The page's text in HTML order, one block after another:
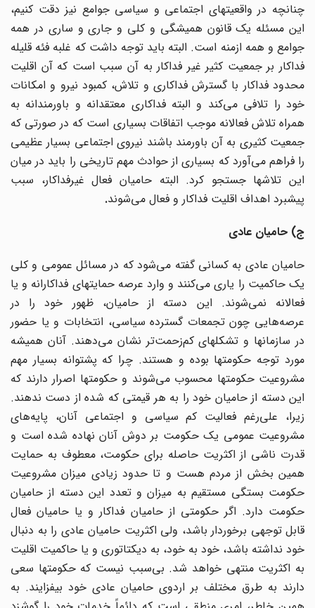
چنانچه در واقعیتهای اجتماعی و سیاسی جوامع نیز دقت کنیم،
این مسئله یک قانون همیشگی و کلی و جاری و ساری در همه
جوامع و همه ازمنه است. البته باید توجه داشت که غلبه فئه قلیله
فداکار بر جمعیت کثیر غیر فداکار به آن سبب است که آن اقلیت
محدود فداکار با گسترش فداکاری و تلاش، کمبود نیرو و امکانات
خود را تلافی می‌کند و البته فداکاری معتقدانه و باورمندانه به
همراه تلاش فعالانه موجب اتفاقات بسیاری است که در صورتی که
جمعیت کثیری به آن باورمند باشند نیروی اجتماعی بسیار عظیمی
را فراهم می‌آورد که بسیاری از حوادث مهم تاریخی را باید در میان
این تلاشها جستجو کرد. البته حامیان فعال غیرفداکار، سبب
پیشبرد اهداف اقلیت فداکار و فعال می‌شوند.
ج) حامیان عادی
حامیان عادی به کسانی گفته می‌شود که در مسائل عمومی و کلی
یک حاکمیت را یاری می‌کنند و وارد عرصه حمایتهای فداکارانه و یا
فعالانه نمی‌شوند. این دسته از حامیان، ظهور خود را در
عرصه‌هایی چون تجمعات گسترده سیاسی، انتخابات و یا حضور
در سازمانها و تشکلهای کم‌زحمت‌تر نشان می‌دهند. آنان همیشه
مورد توجه حکومتها بوده و هستند. چرا که پشتوانه بسیار مهم
مشروعیت حکومتها محسوب می‌شوند و حکومتها اصرار دارند که
این دسته از حامیان خود را به هر قیمتی که شده از دست ندهند.
زیرا، علیرغم فعالیت کم سیاسی و اجتماعی آنان، پایه‌های
مشروعیت عمومی یک حکومت بر دوش آنان نهاده شده است و
قدرت ناشی از اکثریت حاصله برای حکومت، معطوف به حمایت
همین بخش از مردم هست و تا حدود زیادی میزان مشروعیت
حکومت بستگی مستقیم به میزان و تعدد این دسته از حامیان
حکومت دارد. اگر حکومتی از حامیان فداکار و یا حامیان فعال
قابل توجهی برخوردار باشد، ولی اکثریت حامیان عادی را به دنبال
خود نداشته باشد، خود به خود، به دیکتاتوری و یا حاکمیت اقلیت
به اکثریت منتهی خواهد شد. بی‌سبب نیست که حکومتها سعی
دارند به طرق مختلف بر اردوی حامیان عادی خود بیفزایند. به